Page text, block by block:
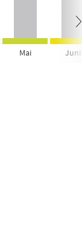
Mai Juni